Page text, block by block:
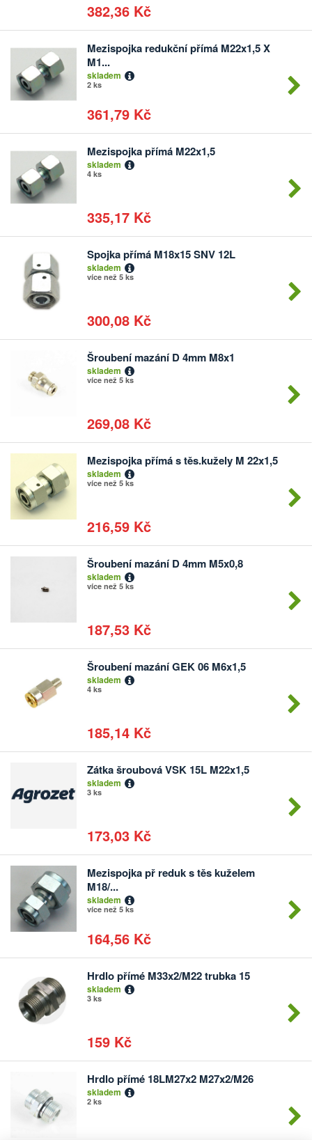
382,36 Kč
Mezispojka redukční přímá M22x1,5 X
M1...
skladem
2 ks
361,79 Kč
Počet
Mezispojka přímá M22x1,5
skladem
4 ks
335,17 Kč
Počet
kusů
Spojka přímá M18x15 SNV 12L
skladem
více než 5 ks
300,08 Kč
Počet
kusů
Šroubení mazání D 4mm M8x1
skladem
více než 5 ks
269,08 Kč
Počet
kusů
Mezispojka přímá s těs.kužely M 22x1,5
skladem
více než 5 ks
216,59 Kč
Počet
kusů
Šroubení mazání D 4mm M5x0,8
skladem
více než 5 ks
187,53 Kč
Počet
kusů
Šroubení mazání GEK 06 M6x1,5
skladem
4 ks
185,14 Kč
Počet
kusů
Zátka šroubová VSK 15L M22x1,5
skladem
3 ks
173,03 Kč
Počet
kusů
Mezispojka př reduk s těs kuželem
M18/...
skladem
více než 5 ks
164,56 Kč
Počet
Hrdlo přímé M33x2/M22 trubka 15
skladem
3 ks
159 Kč
Počet
kusů
Hrdlo přímé 18LM27x2 M27x2/M26
skladem
2 ks
Počet
kusů